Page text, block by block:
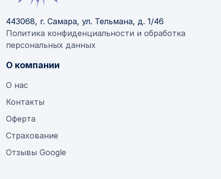
443068, г. Самара, ул. Тельмана, д. 1/46
Политика конфиденциальности и обработка
персональных данных
О компании
О нас
Контакты
Оферта
Страхование
Отзывы Google